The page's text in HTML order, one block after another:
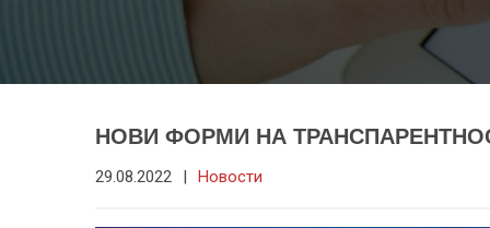
НОВИ ФОРМИ НА
29.08.2022 | Новости